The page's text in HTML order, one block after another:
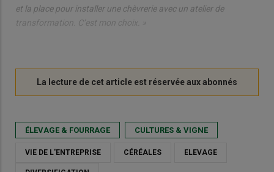
et la place pour installer une chèvrerie avec un atelier de
transformation. C’est mon choix. »
ÉLEVAGE & FOURRAGE CULTURES & VIGNE
VIE DE L'ENTREPRISE CÉRÉALES ELEVAGE